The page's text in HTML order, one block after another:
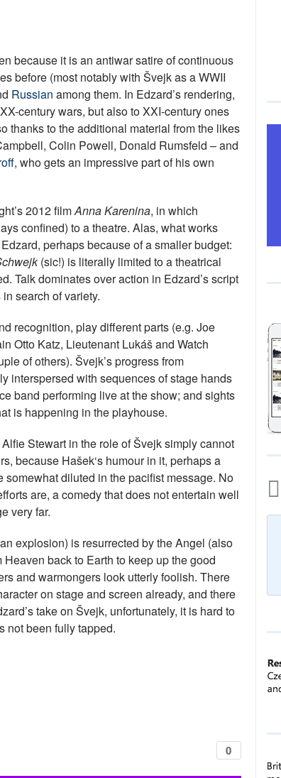
because it is an antiwar satire of continuous
before (most notably with Švejk as a WWII
Russian among them. In Edzard’s rendering,
century wars, but also to XXI-century ones
thanks to the additional material from the likes
Colin Powell, Donald Rumsfeld – and
, who gets an impressive part of his own
2012 filmAnna Karenina, in which
confined) to a theatre. Alas, what works
perhaps because of a smaller budget:
(sic!) is literally limited to a theatrical
Talk dominates over action in Edzard’s script
search of variety.
recognition, play different parts (e.g. Joe
Otto Katz, Lieutenant Lukášand Watch
of others). Švejk’s progress from
interspersed with sequences of stage hands
band performing live at the show; and sights
is happening in the playhouse.
Stewart in the role ofŠvejk simply cannot
because Hašek‘s humour in it, perhaps a
diluted in the pacifist message. No
are, a comedy that does not entertain well
very far.
explosion) is resurrected by the Angel (also
back to Earth to keep up the good
and warmongers look utterly foolish. There
on stage and screen already, and there
take on Švejk, unfortunately, it is hard to
not been fully tapped.
0